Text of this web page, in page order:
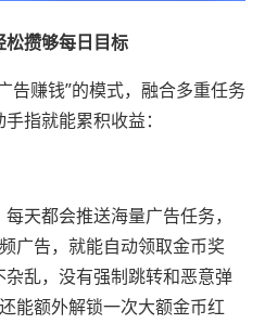
攒够每日目标
告赚钱”的模式，融合多重任务
指就能累积收益：
天都会推送海量广告任务，
广告，就能自动领取金币奖
乱，没有强制跳转和恶意弹
能额外解锁一次大额金币红